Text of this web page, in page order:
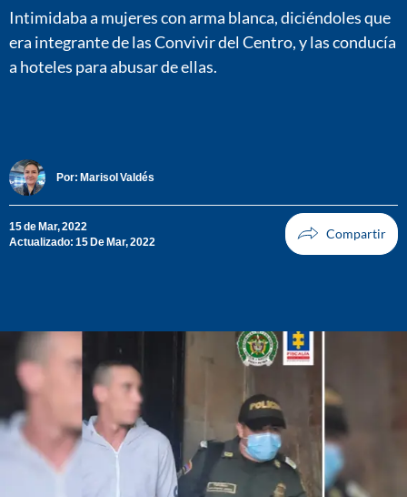
Intimidaba a mujeres con arma blanca, diciéndoles que
era integrante de las Convivir del Centro, y las conducía
a hoteles para abusar de ellas.
Por: Marisol Valdés
15 de Mar, 2022
Actualizado: 15 De Mar, 2022